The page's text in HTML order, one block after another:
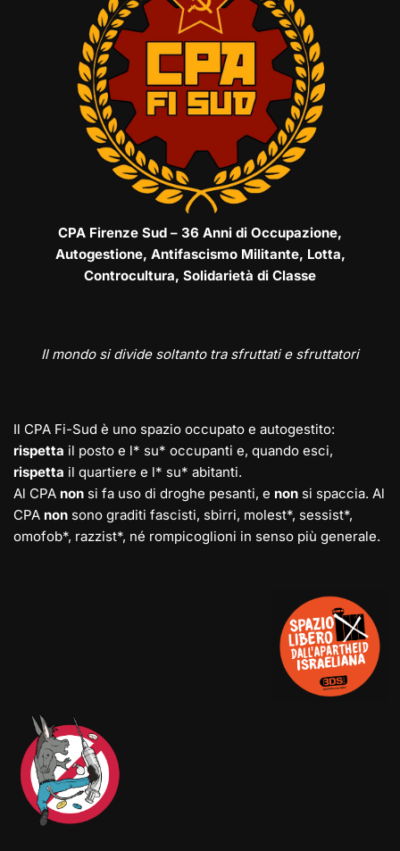
CPA Firenze Sud – 36 Anni di Occupazione,
Autogestione, Antifascismo Militante, Lotta,
Controcultura, Solidarietà di Classe
Il mondo si divide soltanto tra sfruttati e sfruttatori
Il CPA Fi-Sud è uno spazio occupato e autogestito:
rispetta il posto e l* su* occupanti e, quando esci,
rispetta il quartiere e l* su* abitanti.
Al CPA non si fa uso di droghe pesanti, e non si spaccia. Al
CPA non sono graditi fascisti, sbirri, molest*, sessist*,
omofob*, razzist*, né rompicoglioni in senso più generale.